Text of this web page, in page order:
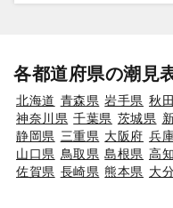
各都道府県の潮見
北海道 青森県 岩手県 秋
神奈川県 千葉県 茨城県
静岡県 三重県 大阪府 兵
山口県 鳥取県 島根県 高
佐賀県 長崎県 熊本県 大